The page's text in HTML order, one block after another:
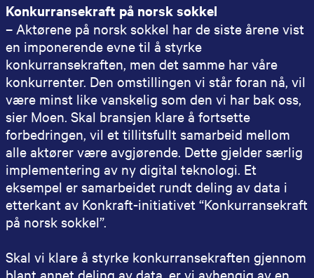
Konkurransekraft på norsk sokkel
– Aktørene på norsk sokkel har de siste årene vist
en imponerende evne til å styrke
konkurransekraften, men det samme har våre
konkurrenter. Den omstillingen vi står foran nå, vil
være minst like vanskelig som den vi har bak oss,
sier Moen. Skal bransjen klare å fortsette
forbedringen, vil et tillitsfullt samarbeid mellom
alle aktører være avgjørende. Dette gjelder særlig
implementering av ny digital teknologi. Et
eksempel er samarbeidet rundt deling av data i
etterkant av Konkraft-initiativet “Konkurransekraft
på norsk sokkel”.
Skal vi klare å styrke konkurransekraften gjennom
blant annet deling av data, er vi avhengig av en